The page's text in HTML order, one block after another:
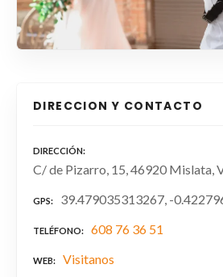
DIRECCION Y CONTACTO
DIRECCIÓN
C/ de Pizarro, 15, 46920 Mislata,
GPS 39.479035313267, -
TELÉFONO 608 76 36 51
WEB Visitanos